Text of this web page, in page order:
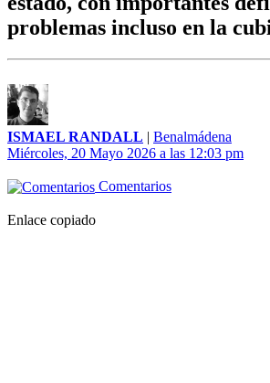
problemas incluso en la
ISMAEL RANDALL | Benalmádena
Miércoles, 20 Mayo 2026 a las 12:03 pm
Comentarios
Enlace copiado